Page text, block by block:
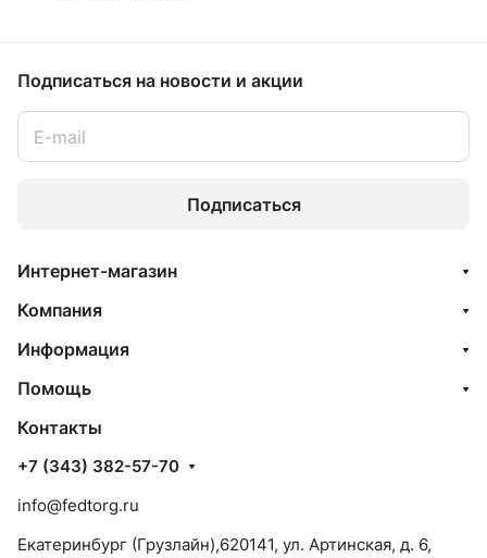
Подписаться на новости и акции
Подписаться
Интернет-магазин
Компания
Информация
Помощь
Контакты
+7 (343) 382-57-70
info@fedtorg.ru
Екатеринбург (Грузлайн),620141, ул. Артинская, д. 6,